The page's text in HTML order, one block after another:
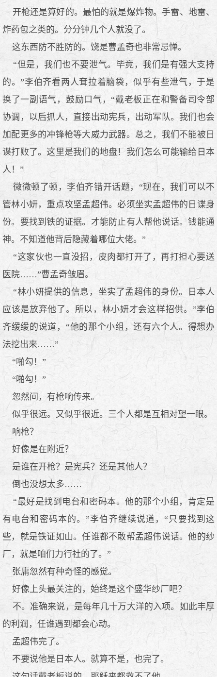
开枪还是算好的。最怕的就是爆炸物。手雷、地雷、
炸药包之类的。分分钟几个人就没了。
这东西防不胜防的。饶是曹孟奇也非常忌惮。
“但是，我们也不要泄气。毕竟，我们是有强大支持
的。”李伯齐看两人耷拉着脑袋，似乎有些泄气，于是
换了一副语气，鼓励口气，“戴老板正在和警备司令部
协调，以后抓人，直接出动宪兵，出动军队。我们也会
加配更多的冲锋枪等大威力武器。总之，我们不能被日
谍打败了。这里是我们的地盘！我们怎么可能输给日本
人！”
微微顿了顿，李伯齐错开话题，“现在，我们可以不
管林小妍，重点攻坚孟超伟。必须坐实孟超伟的日谍身
份。要找到铁的证据。才能防止有人帮他说话。钱能通
神。不知道他背后隐藏着哪位大佬。”
“这家伙也一直没招，皮肉都打开了，再打担心要送
医院……”曹孟奇皱眉。
“林小妍提供的信息，坐实了孟超伟的身份。日本人
应该是放弃他了。所以，林小妍才会这样招供。”李伯
齐缓缓的说道，“他的那个小组，还有六个人。得想办
法挖出来……”
“啪勾！”
“啪勾！”
忽然间，有枪响传来。
似乎很远。又似乎很近。三个人都是互相对望一眼。
响枪？
好像是在附近？
是谁在开枪？是宪兵？还是其他人？
倒也没想太多……
“最好是找到电台和密码本。他的那个小组，肯定是
有电台和密码本的。”李伯齐继续说道，“只要找到这
些，就是铁证如山。任谁都不敢帮孟超伟说话。他的纱
厂，就是咱们力行社的了。”
张庸忽然有种奇怪的感觉。
好像上头最关注的，始终是这个盛华纱厂吧？
不。准确来说，是每年几十万大洋的入项。如此丰厚
的利润，任谁遇到都会心动。
孟超伟完了。
不要说他是日本人。就算不是，也完了。